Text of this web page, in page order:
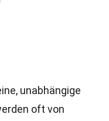
unabhängige
oft von